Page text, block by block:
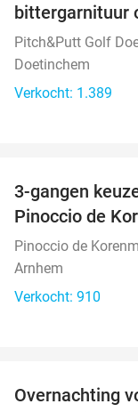
bittergarnituur
Pitch&Putt Golf
Doetinchem
Verkocht: 1.389
3-gangen
Pinoccio de
Pinoccio de
Arnhem
Verkocht: 910
Overnachting